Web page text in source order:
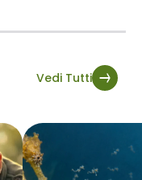
Vedi Tutti